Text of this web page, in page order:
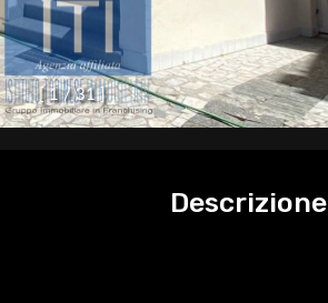
[ 1 / 31 ]
Descrizione